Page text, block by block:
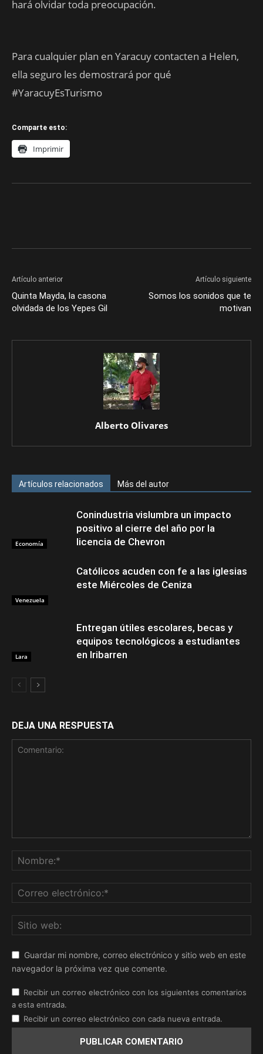
hará olvidar toda preocupación.
Para cualquier plan en Yaracuy contacten a Helen,
ella seguro les demostrará por qué
#YaracuyEsTurismo
Comparte esto:
Imprimir
Artículo anterior
Quinta Mayda, la casona
olvidada de los Yepes Gil
Artículo siguiente
Somos los sonidos que te
motivan
Alberto Olivares
Artículos relacionados Más del autor
Economía
Conindustria vislumbra un impacto
positivo al cierre del año por la
licencia de Chevron
Venezuela
Católicos acuden con fe a las iglesias
este Miércoles de Ceniza
Lara
Entregan útiles escolares, becas y
equipos tecnológicos a estudiantes
en Iribarren
DEJA UNA RESPUESTA
Guardar mi nombre, correo electrónico y sitio web en este
navegador la próxima vez que comente.
Recibir un correo electrónico con los siguientes comentarios
a esta entrada.
Recibir un correo electrónico con cada nueva entrada.